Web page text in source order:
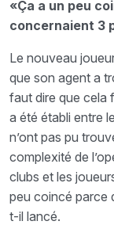
«Ça a un peu
concernaient 3
Le nouveau
que son agent a
faut dire que cela
a été établi entre
n’ont pas pu
complexité de
clubs et les
peu coincé parce
t-il lancé.